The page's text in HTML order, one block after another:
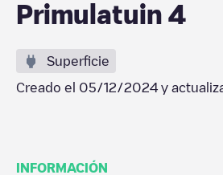
Primulatuin 4
Superficie
Creado el 05/12/2024 y
INFORMACIÓN